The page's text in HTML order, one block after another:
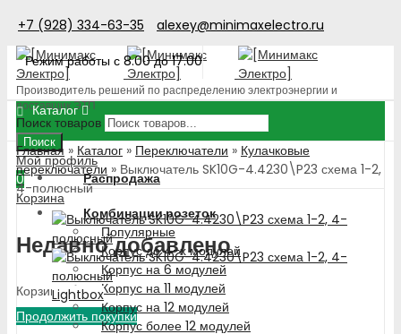
+7 (928) 334-63-35
alexey@minimaxelectro.ru
Режим работы с 8.00 до 17.00
Производитель решений по распределению электроэнергии и
поставщик ЭТП
Поиск товаров
Поиск
Мой профиль
0
Корзина
Недавно добавлено
Корзина пуста!
Продолжить покупки
Каталог
Распродажа
Комбинации розеток
Популярные
Корпус до 4-х модулей
Корпус на 6 модулей
Корпус на 11 модулей
Корпус на 12 модулей
Корпус более 12 модулей
Главная » Каталог » Переключатели » Кулачковые
переключатели » Выключатель SK10G-4.4230\P23 схема 1-2,
4-полюсный
Lightbox